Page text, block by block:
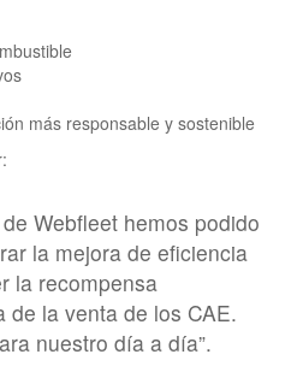
más responsable y sostenible
Webfleet hemos podido
la mejora de eficiencia
la recompensa
de la venta de los CAE.
nuestro día a día”.